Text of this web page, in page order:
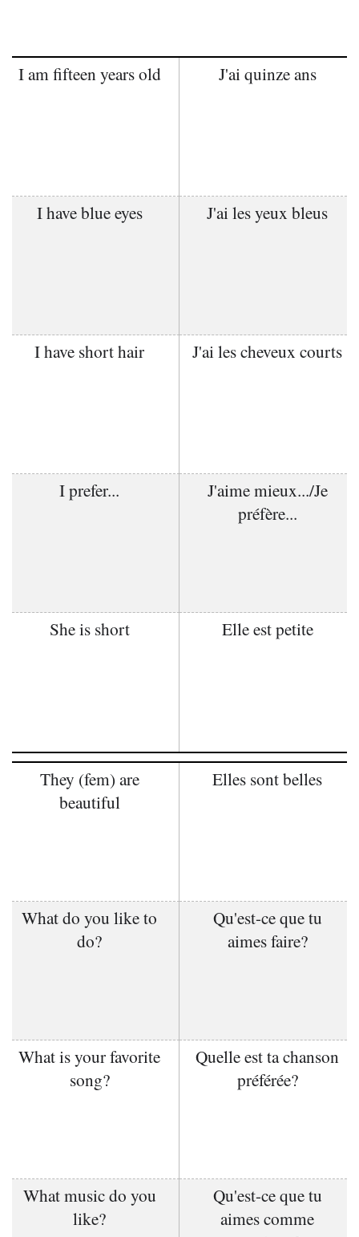
I am fifteen years old J'ai quinze ans
I have blue eyes J'ai les yeux bleus
I have short hair J'ai les cheveux courts
I prefer...
J'aime mieux.../Je
préfère...
She is short Elle est petite
They (fem) are
beautiful
Elles sont belles
What do you like to
do?
Qu'est-ce que tu
aimes faire?
What is your favorite
song?
Quelle est ta chanson
préférée?
What music do you
like?
Qu'est-ce que tu
aimes comme